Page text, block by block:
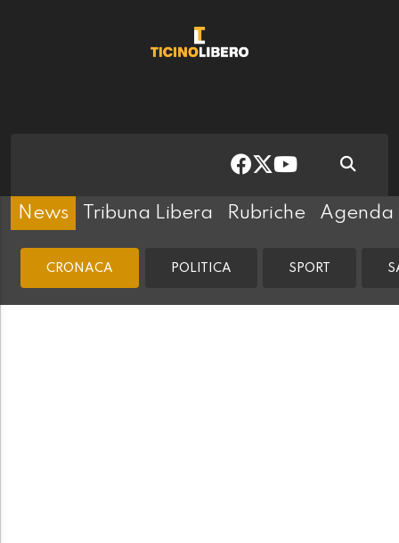
News Tribuna Libera Rubriche Agenda
CRONACA POLITICA SPORT